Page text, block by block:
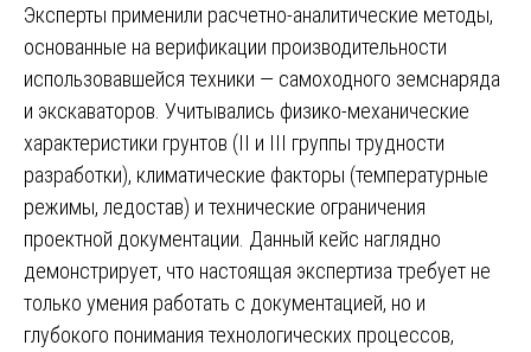
Эксперты применили расчетно-аналитические методы,
основанные на верификации производительности
использовавшейся техники — самоходного земснаряда
и экскаваторов. Учитывались физико-механические
характеристики грунтов (II и III группы трудности
разработки), климатические факторы (температурные
режимы, ледостав) и технические ограничения
проектной документации. Данный кейс наглядно
демонстрирует, что настоящая экспертиза требует не
только умения работать с документацией, но и
глубокого понимания технологических процессов,